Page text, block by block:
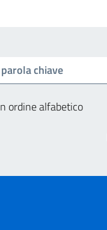
ordine alfabetico